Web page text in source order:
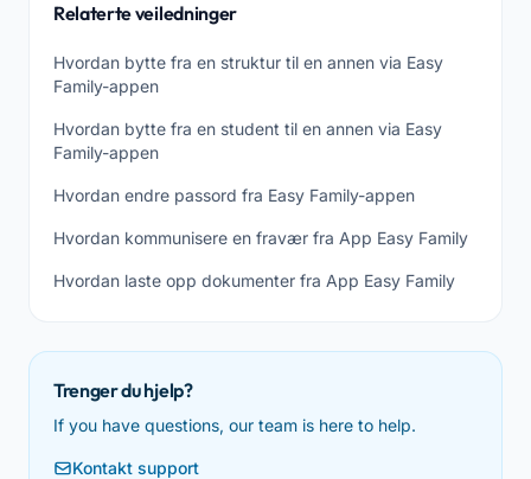
Relaterte veiledninger
Hvordan bytte fra en struktur til en annen via Easy
Family-appen
Hvordan bytte fra en student til en annen via Easy
Family-appen
Hvordan endre passord fra Easy Family-appen
Hvordan kommunisere en fravær fra App Easy Family
Hvordan laste opp dokumenter fra App Easy Family
Trenger du hjelp?
If you have questions, our team is here to help.
Kontakt support